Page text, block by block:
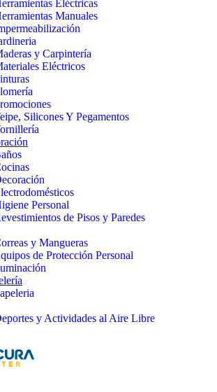
Eléctricas
Manuales
y Carpintería
Eléctricos
Silicones Y Pegamentos
Personal
de Pisos y Paredes
y Mangueras
de Protección Personal
y Actividades al Aire Libre